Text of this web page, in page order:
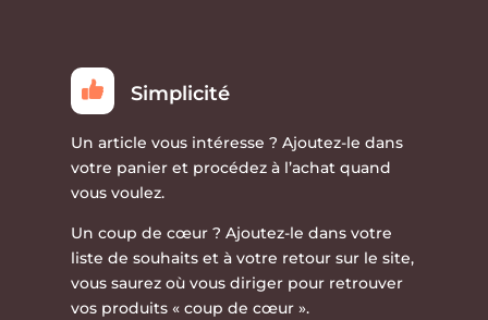
Simplicité
Un article vous intéresse ? Ajoutez-le dans
votre panier et procédez à l’achat quand
vous voulez.
Un coup de cœur ? Ajoutez-le dans votre
liste de souhaits et à votre retour sur le site,
vous saurez où vous diriger pour retrouver
vos produits « coup de cœur ».